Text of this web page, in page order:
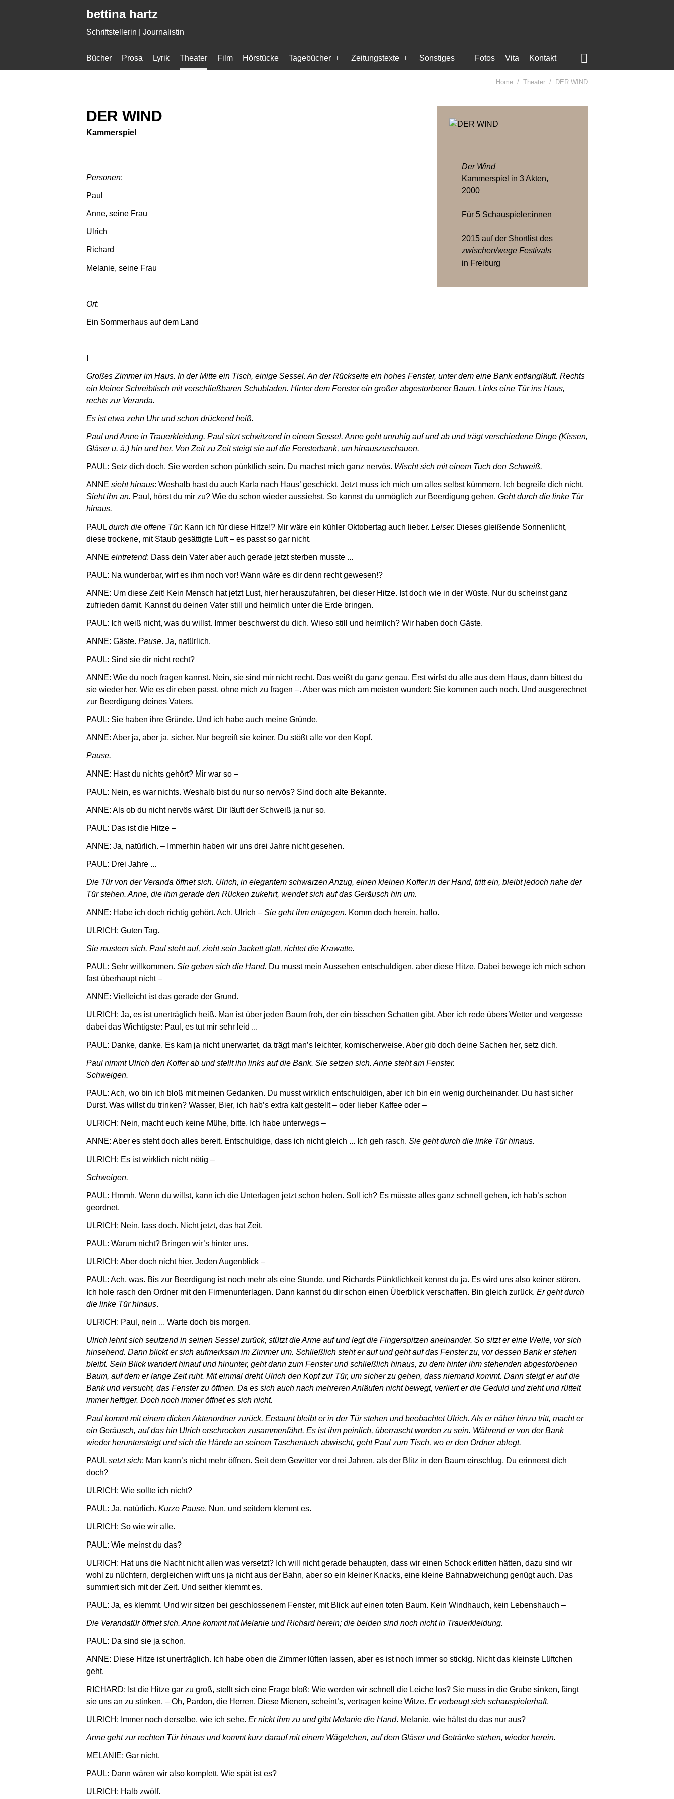
bettina hartz
Schriftstellerin | Journalistin

Bücher Prosa Lyrik Theater Film Hörstücke Tagebücher Zeitungstexte Sonstiges Fotos Vita Kontakt
Home Theater DER WIND
Der Wind
Kammerspiel in 3 Akten,
2000
Für 5 Schauspieler:innen
2015 auf der Shortlist des
zwischen/wege Festivals
in Freiburg
DER WIND
Kammerspiel
Personen:
Paul
Anne, seine Frau
Ulrich
Richard
Melanie, seine Frau
Ort:
Ein Sommerhaus auf dem Land
Großes Zimmer im Haus. In der Mitte ein Tisch, einige Sessel. An der Rückseite ein hohes Fenster, unter dem eine Bank entlangläuft. Rechts
ein kleiner Schreibtisch mit verschließbaren Schubladen. Hinter dem Fenster ein großer abgestorbener Baum. Links eine Tür ins Haus,
rechts zur Veranda.
Es ist etwa zehn Uhr und schon drückend heiß.
Paul und Anne in Trauerkleidung. Paul sitzt schwitzend in einem Sessel. Anne geht unruhig auf und ab und trägt verschiedene Dinge (Kissen,
Gläser u. ä.) hin und her. Von Zeit zu Zeit steigt sie auf die Fensterbank, um hinauszuschauen.
PAUL: Setz dich doch. Sie werden schon pünktlich sein. Du machst mich ganz nervös. Wischt sich mit einem Tuch den Schweiß.
ANNE sieht hinaus: Weshalb hast du auch Karla nach Haus’ geschickt. Jetzt muss ich mich um alles selbst kümmern. Ich begreife dich nicht.
Sieht ihn an. Paul, hörst du mir zu? Wie du schon wieder aussiehst. So kannst du unmöglich zur Beerdigung gehen. Geht durch die linke Tür
hinaus.
PAUL durch die offene Tür: Kann ich für diese Hitze!? Mir wäre ein kühler Oktobertag auch lieber. Leiser. Dieses gleißende Sonnenlicht,
diese trockene, mit Staub gesättigte Luft – es passt so gar nicht.
ANNE eintretend: Dass dein Vater aber auch gerade jetzt sterben musste ...
PAUL: Na wunderbar, wirf es ihm noch vor! Wann wäre es dir denn recht gewesen!?
ANNE: Um diese Zeit! Kein Mensch hat jetzt Lust, hier herauszufahren, bei dieser Hitze. Ist doch wie in der Wüste. Nur du scheinst ganz
zufrieden damit. Kannst du deinen Vater still und heimlich unter die Erde bringen.
PAUL: Ich weiß nicht, was du willst. Immer beschwerst du dich. Wieso still und heimlich? Wir haben doch Gäste.
ANNE: Gäste. Pause. Ja, natürlich.
PAUL: Sind sie dir nicht recht?
ANNE: Wie du noch fragen kannst. Nein, sie sind mir nicht recht. Das weißt du ganz genau. Erst wirfst du alle aus dem Haus, dann bittest du
sie wieder her. Wie es dir eben passt, ohne mich zu fragen –. Aber was mich am meisten wundert: Sie kommen auch noch. Und ausgerechnet
zur Beerdigung deines Vaters.
PAUL: Sie haben ihre Gründe. Und ich habe auch meine Gründe.
ANNE: Aber ja, aber ja, sicher. Nur begreift sie keiner. Du stößt alle vor den Kopf.
Pause.
ANNE: Hast du nichts gehört? Mir war so –
PAUL: Nein, es war nichts. Weshalb bist du nur so nervös? Sind doch alte Bekannte.
ANNE: Als ob du nicht nervös wärst. Dir läuft der Schweiß ja nur so.
PAUL: Das ist die Hitze –
ANNE: Ja, natürlich. – Immerhin haben wir uns drei Jahre nicht gesehen.
PAUL: Drei Jahre ...
Die Tür von der Veranda öffnet sich. Ulrich, in elegantem schwarzen Anzug, einen kleinen Koffer in der Hand, tritt ein, bleibt jedoch nahe der
Tür stehen. Anne, die ihm gerade den Rücken zukehrt, wendet sich auf das Geräusch hin um.
ANNE: Habe ich doch richtig gehört. Ach, Ulrich – Sie geht ihm entgegen. Komm doch herein, hallo.
ULRICH: Guten Tag.
Sie mustern sich. Paul steht auf, zieht sein Jackett glatt, richtet die Krawatte.
PAUL: Sehr willkommen. Sie geben sich die Hand. Du musst mein Aussehen entschuldigen, aber diese Hitze. Dabei bewege ich mich schon
fast überhaupt nicht –
ANNE: Vielleicht ist das gerade der Grund.
ULRICH: Ja, es ist unerträglich heiß. Man ist über jeden Baum froh, der ein bisschen Schatten gibt. Aber ich rede übers Wetter und vergesse
dabei das Wichtigste: Paul, es tut mir sehr leid ...
PAUL: Danke, danke. Es kam ja nicht unerwartet, da trägt man’s leichter, komischerweise. Aber gib doch deine Sachen her, setz dich.
Paul nimmt Ulrich den Koffer ab und stellt ihn links auf die Bank. Sie setzen sich. Anne steht am Fenster.
Schweigen.
PAUL: Ach, wo bin ich bloß mit meinen Gedanken. Du musst wirklich entschuldigen, aber ich bin ein wenig durcheinander. Du hast sicher
Durst. Was willst du trinken? Wasser, Bier, ich hab’s extra kalt gestellt – oder lieber Kaffee oder –
ULRICH: Nein, macht euch keine Mühe, bitte. Ich habe unterwegs –
ANNE: Aber es steht doch alles bereit. Entschuldige, dass ich nicht gleich ... Ich geh rasch. Sie geht durch die linke Tür hinaus.
ULRICH: Es ist wirklich nicht nötig –
Schweigen.
PAUL: Hmmh. Wenn du willst, kann ich die Unterlagen jetzt schon holen. Soll ich? Es müsste alles ganz schnell gehen, ich hab’s schon
geordnet.
ULRICH: Nein, lass doch. Nicht jetzt, das hat Zeit.
PAUL: Warum nicht? Bringen wir’s hinter uns.
ULRICH: Aber doch nicht hier. Jeden Augenblick –
PAUL: Ach, was. Bis zur Beerdigung ist noch mehr als eine Stunde, und Richards Pünktlichkeit kennst du ja. Es wird uns also keiner stören.
Ich hole rasch den Ordner mit den Firmenunterlagen. Dann kannst du dir schon einen Überblick verschaffen. Bin gleich zurück. Er geht durch
die linke Tür hinaus.
ULRICH: Paul, nein ... Warte doch bis morgen.
Ulrich lehnt sich seufzend in seinen Sessel zurück, stützt die Arme auf und legt die Fingerspitzen aneinander. So sitzt er eine Weile, vor sich
hinsehend. Dann blickt er sich aufmerksam im Zimmer um. Schließlich steht er auf und geht auf das Fenster zu, vor dessen Bank er stehen
bleibt. Sein Blick wandert hinauf und hinunter, geht dann zum Fenster und schließlich hinaus, zu dem hinter ihm stehenden abgestorbenen
Baum, auf dem er lange Zeit ruht. Mit einmal dreht Ulrich den Kopf zur Tür, um sicher zu gehen, dass niemand kommt. Dann steigt er auf die
Bank und versucht, das Fenster zu öffnen. Da es sich auch nach mehreren Anläufen nicht bewegt, verliert er die Geduld und zieht und rüttelt
immer heftiger. Doch noch immer öffnet es sich nicht.
Paul kommt mit einem dicken Aktenordner zurück. Erstaunt bleibt er in der Tür stehen und beobachtet Ulrich. Als er näher hinzu tritt, macht er
ein Geräusch, auf das hin Ulrich erschrocken zusammenfährt. Es ist ihm peinlich, überrascht worden zu sein. Während er von der Bank
wieder heruntersteigt und sich die Hände an seinem Taschentuch abwischt, geht Paul zum Tisch, wo er den Ordner ablegt.
PAUL setzt sich: Man kann’s nicht mehr öffnen. Seit dem Gewitter vor drei Jahren, als der Blitz in den Baum einschlug. Du erinnerst dich
doch?
ULRICH: Wie sollte ich nicht?
PAUL: Ja, natürlich. Kurze Pause. Nun, und seitdem klemmt es.
ULRICH: So wie wir alle.
PAUL: Wie meinst du das?
ULRICH: Hat uns die Nacht nicht allen was versetzt? Ich will nicht gerade behaupten, dass wir einen Schock erlitten hätten, dazu sind wir
wohl zu nüchtern, dergleichen wirft uns ja nicht aus der Bahn, aber so ein kleiner Knacks, eine kleine Bahnabweichung genügt auch. Das
summiert sich mit der Zeit. Und seither klemmt es.
PAUL: Ja, es klemmt. Und wir sitzen bei geschlossenem Fenster, mit Blick auf einen toten Baum. Kein Windhauch, kein Lebenshauch –
Die Verandatür öffnet sich. Anne kommt mit Melanie und Richard herein; die beiden sind noch nicht in Trauerkleidung.
PAUL: Da sind sie ja schon.
ANNE: Diese Hitze ist unerträglich. Ich habe oben die Zimmer lüften lassen, aber es ist noch immer so stickig. Nicht das kleinste Lüftchen
geht.
RICHARD: Ist die Hitze gar zu groß, stellt sich eine Frage bloß: Wie werden wir schnell die Leiche los? Sie muss in die Grube sinken, fängt
sie uns an zu stinken. – Oh, Pardon, die Herren. Diese Mienen, scheint’s, vertragen keine Witze. Er verbeugt sich schauspielerhaft.
ULRICH: Immer noch derselbe, wie ich sehe. Er nickt ihm zu und gibt Melanie die Hand. Melanie, wie hältst du das nur aus?
Anne geht zur rechten Tür hinaus und kommt kurz darauf mit einem Wägelchen, auf dem Gläser und Getränke stehen, wieder herein.
MELANIE: Gar nicht.
PAUL: Dann wären wir also komplett. Wie spät ist es?
ULRICH: Halb zwölf.